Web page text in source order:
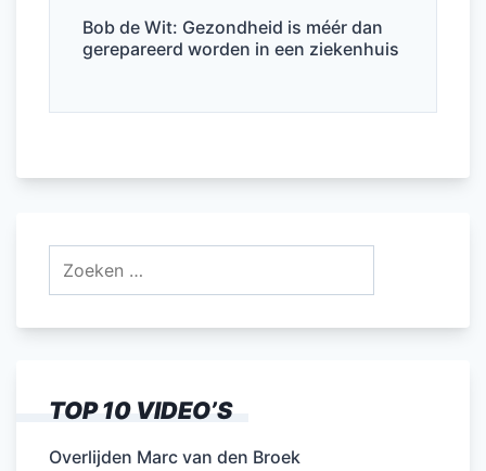
Bob de Wit: Gezondheid is méér dan
gerepareerd worden in een ziekenhuis
TOP 10 VIDEO’S
Overlijden Marc van den Broek